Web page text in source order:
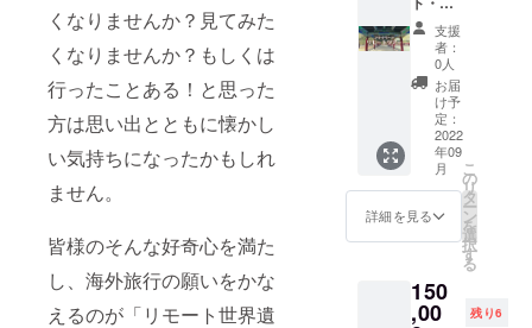
くなりませんか？見てみた
くなりませんか？もしくは
行ったことある！と思った
方は思い出とともに懐かし
い気持ちになったかもしれ
ません。
皆様のそんな好奇心を満た
し、海外旅行の願いをかな
えるのが「リモート世界遺
男女兼
用
SS/S/M/
L/LL/3L/
4L/5L ※
サイズ
表をご
参照の
上、ご
希望の
をお選
びくだ
用いた
だけま
す。 ・
有効期
間：２
０２２
年９月
～２０
２３年
８月末
日 ～貸
切ツ
催行
地：大
富なガ
イドさ
んたち
が皆様
の旅行
をより
楽しく
なるよ
うサ
ポート
しま
イドさ
んが日
モート
ツアー
参加
券】 ・
ご家
族、友
人達
と、職
場の同
僚、
サーク
ル、老
人会、
ミュニ
ティ、
支援
者：
0人
お届
け予
定：
2022
年09
月
詳細を見る
こ
の
リ
タ
ー
ン
を
選
択
す
る
150
,00 残り6